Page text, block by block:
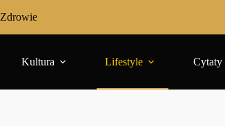
Zdrowie
Kultura Lifestyle Cytaty